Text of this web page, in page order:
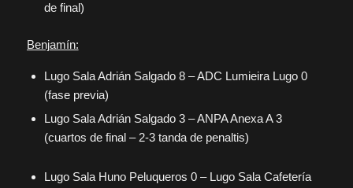
de final)
Benjamín:
Lugo Sala Adrián Salgado 8 – ADC Lumieira Lugo 0
(fase previa)
Lugo Sala Adrián Salgado 3 – ANPA Anexa A 3
(cuartos de final – 2-3 tanda de penaltis)
Lugo Sala Huno Peluqueros 0 – Lugo Sala Cafetería